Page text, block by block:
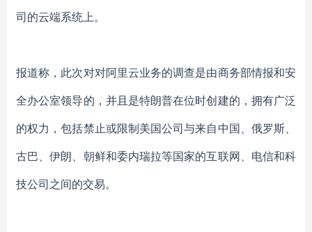
司的云端系统上。
报道称，此次对对阿里云业务的调查是由商务部情报和安
全办公室领导的，并且是特朗普在位时创建的，拥有广泛
的权力，包括禁止或限制美国公司与来自中国、俄罗斯、
古巴、伊朗、朝鲜和委内瑞拉等国家的互联网、电信和科
技公司之间的交易。